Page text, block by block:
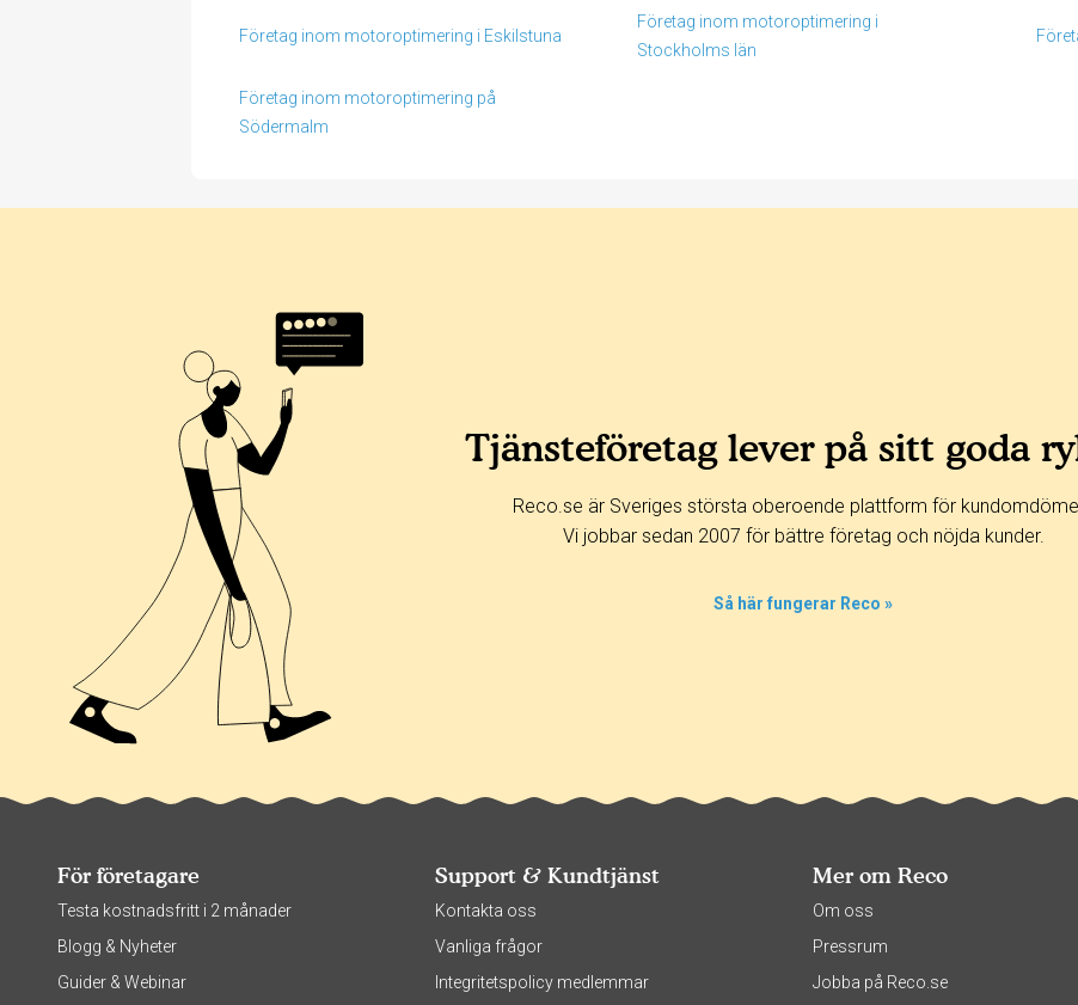
Företag inom motoroptimering i Eskilstuna
Företag inom motoroptimering i
Stockholms län
Företag inom motoroptimering på
Södermalm
365 dagar 90 dagar
30 dagar
Tjänsteföretag lever på sitt goda
Reco.se är Sveriges största oberoende plattform för
Vi jobbar sedan 2007 för bättre företag och nöjda kunder.
Så här fungerar Reco »
För företagare
Testa kostnadsfritt i 2 månader
Blogg & Nyheter
Guider & Webinar
Support & Kundtjänst
Kontakta oss
Vanliga frågor
Integritetspolicy medlemmar
Mer om Reco
Om oss
Pressrum
Jobba på Reco.se